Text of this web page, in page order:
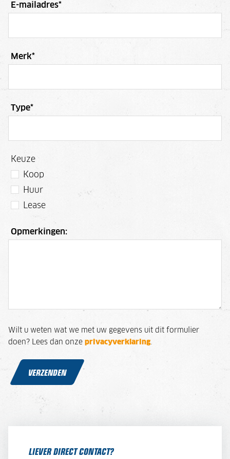
E-mailadres*
Merk*
Type*
Keuze
Koop
Huur
Lease
Opmerkingen:
Wilt u weten wat we met uw gegevens uit dit formulier
doen? Lees dan onze privacyverklaring.
VERZENDEN
LIEVER DIRECT CONTACT?